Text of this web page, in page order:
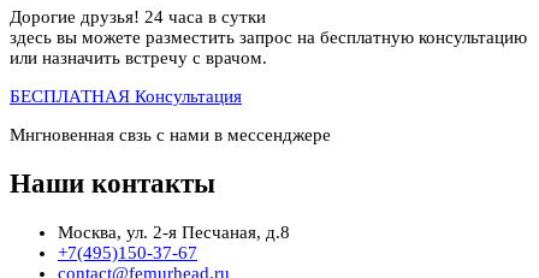
Дорогие друзья! 24 часа в сутки
здесь вы можете разместить запрос на бесплатную консультацию
или назначить встречу с врачом.
БЕСПЛАТНАЯ Консультация
Мнгновенная свзь с нами в мессенджере
Наши контакты
Москва, ул. 2-я Песчаная, д.8
+7(495)150-37-67
contact@femurhead.ru